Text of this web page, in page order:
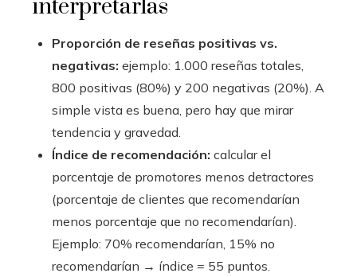
interpretarlas
Proporción de reseñas positivas vs.
negativas: ejemplo: 1.000 reseñas totales,
800 positivas (80%) y 200 negativas (20%). A
simple vista es buena, pero hay que mirar
tendencia y gravedad.
Índice de recomendación: calcular el
porcentaje de promotores menos detractores
(porcentaje de clientes que recomendarían
menos porcentaje que no recomendarían).
Ejemplo: 70% recomendarían, 15% no
recomendarían → índice = 55 puntos.